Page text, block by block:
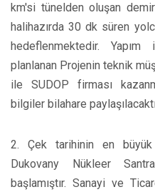
km'si tünelden oluşan
halihazırda 30 dk süren
hedeflenmektedir.
planlanan Projenin teknik
ile SUDOP firması
bilgiler bilahare
2. Çek tarihinin en büyük
Dukovany Nükleer
başlamıştır. Sanayi ve